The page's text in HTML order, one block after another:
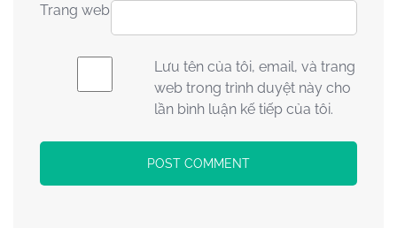
Trang web
Lưu tên của tôi, email, và trang
web trong trình duyệt này cho
lần bình luận kế tiếp của tôi.